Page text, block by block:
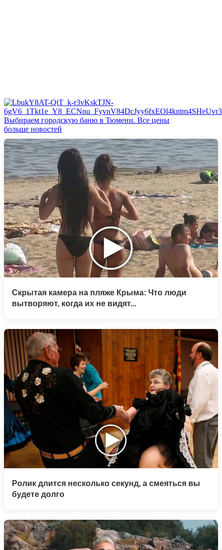
Выбираем городскую баню в Тюмени. Все цены
больше новостей
Скрытая камера на пляже Крыма: Что люди
вытворяют, когда их не видят...
Ролик длится несколько секунд, а смеяться вы
будете долго